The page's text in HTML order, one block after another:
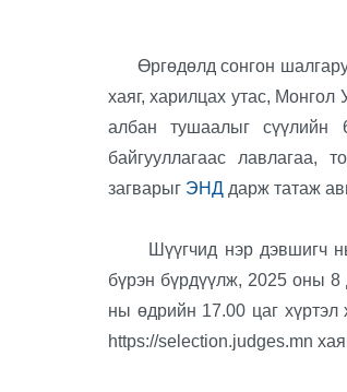
Өргөдөлд сонгон
хаяг, харилцах утас, Монгол
албан тушаалыг сүүлийн
байгууллагаас лавлагаа,
загварыг ЭНД дарж татаж
Шүүгчид нэр дэвшигч нь
бүрэн бүрдүүлж, 2025 оны
ны өдрийн 17.00 цаг хүртэл
https://selection.judges.mn